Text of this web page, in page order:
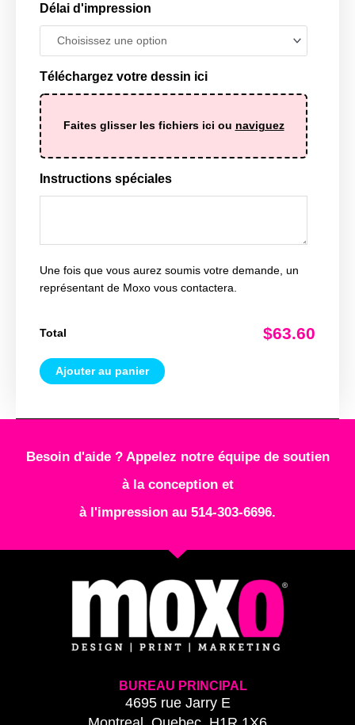
Délai d'impression
Téléchargez votre dessin ici
Faites glisser les fichiers ici ou naviguez
Instructions spéciales
Une fois que vous aurez soumis votre demande, un
représentant de Moxo vous contactera.
Total $63.60
Ajouter au panier
Besoin d'aide ? Appelez notre équipe de soutien
à la conception et
à l'impression au 514-303-6696.
BUREAU PRINCIPAL
4695 rue Jarry E